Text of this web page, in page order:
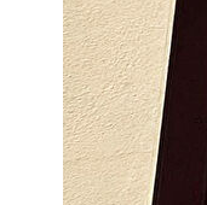
Réf : 9876
Réf. 9876.
Découvrez votre
Cette maison
surélevé, profitez